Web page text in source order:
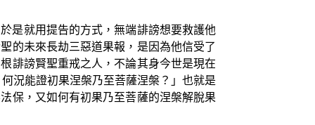
是就用提告的方式，無端誹謗想要救護他
的未來長劫三惡道果報，是因為他信受了
誹謗賢聖重戒之人，不論其身今世是現在
況能證初果涅槃乃至菩薩涅槃？」也就是
保，又如何有初果乃至菩薩的涅槃解脫果